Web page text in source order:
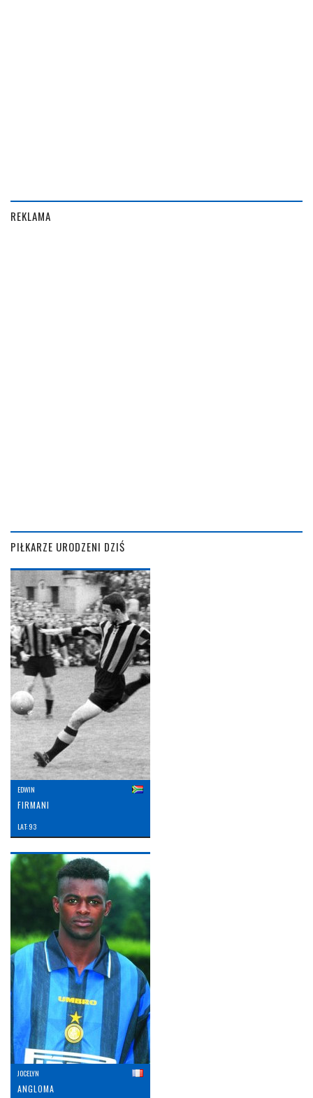
REKLAMA
PIŁKARZE URODZENI DZIŚ
EDWIN
FIRMANI
LAT: 93
JOCELYN
ANGLOMA